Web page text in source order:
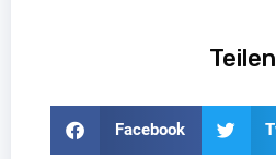
Facebook